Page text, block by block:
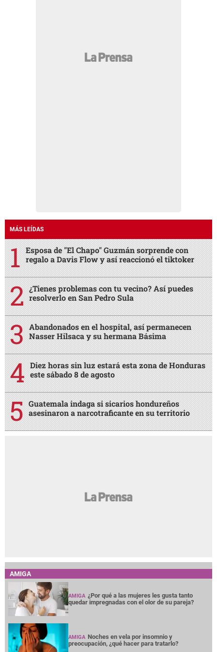
MÁS LEÍDAS
Esposa de "El Chapo" Guzmán sorprende con
regalo a Davis Flow y así reaccionó el tiktoker
¿Tienes problemas con tu vecino? Así puedes
resolverlo en San Pedro Sula
Abandonados en el hospital, así permanecen
Nasser Hilsaca y su hermana Básima
Diez horas sin luz estará esta zona de Honduras
este sábado 8 de agosto
Guatemala indaga si sicarios hondureños
asesinaron a narcotraficante en su territorio
AMIGA
AMIGA ¿Por qué a las mujeres les gusta tanto
quedar impregnadas con el olor de su pareja?
AMIGA Noches en vela por insomnio y
preocupación, ¿qué hacer para tratarlo?